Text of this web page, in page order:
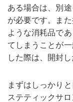
ある場合は、別
が必要です。ま
ような消耗品で
てしまうことが
した際は、開封
まずはしっかり
ステティックサ